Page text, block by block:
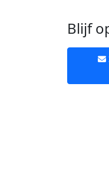
Blijf